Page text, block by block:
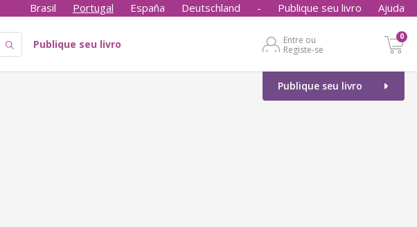
Brasil Portugal España Deutschland - Publique seu livro Ajuda
Publique seu livro
Entre ou
Registe-se
0
Publique seu livro